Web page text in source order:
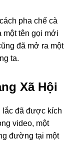
pha chế cà
một tên gọi mới
đã mở ra một
ta.
Xã Hội
lắc đã được kích
video, một
đường tại một